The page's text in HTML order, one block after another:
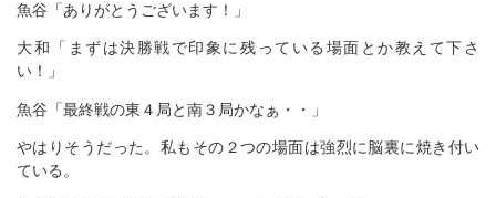
魚谷「ありがとうございます！」
大和「まずは決勝戦で印象に残っている場面とか教えて下さ
い！」
魚谷「最終戦の東４局と南３局かなぁ・・」
やはりそうだった。私もその２つの場面は強烈に脳裏に焼き付い
ている。